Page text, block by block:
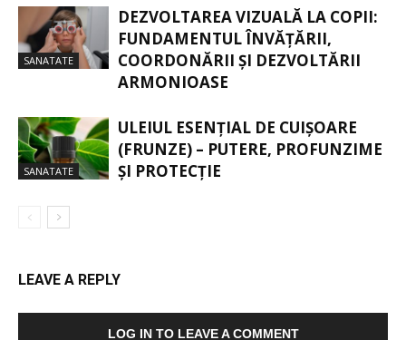
SANATATE
DEZVOLTAREA VIZUALĂ LA COPII:
FUNDAMENTUL ÎNVĂȚĂRII,
COORDONĂRII ȘI DEZVOLTĂRII
ARMONIOASE
SANATATE
ULEIUL ESENȚIAL DE CUIȘOARE
(FRUNZE) – PUTERE, PROFUNZIME
ȘI PROTECȚIE
LEAVE A REPLY
LOG IN TO LEAVE A COMMENT